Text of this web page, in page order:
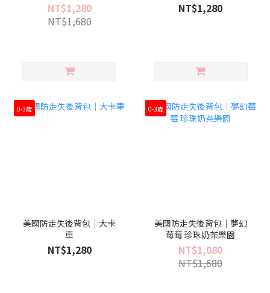
NT$1,280
NT$1,680
NT$1,280
0-3歲
美國防走失後背包｜大卡
車
NT$1,280
0-3歲
美國防走失後背包｜夢幻
莓莓 珍珠奶茶樂園
NT$1,080
NT$1,680